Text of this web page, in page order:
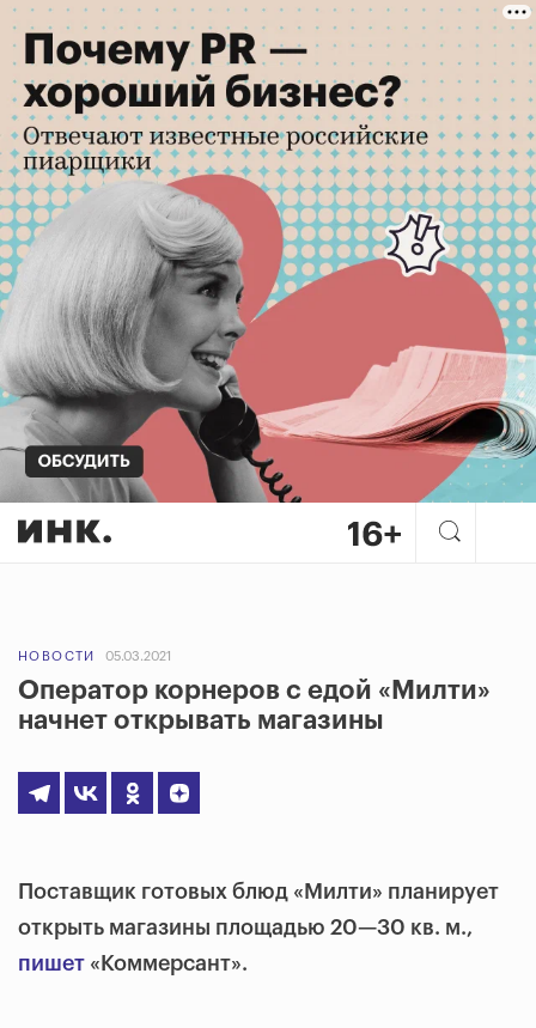
НОВОСТИ 05.03.2021
Оператор корнеров с едой «Милти»
начнет открывать магазины
Поставщик готовых блюд «Милти» планирует
открыть магазины площадью 20—30 кв. м.,
пишет «Коммерсант».